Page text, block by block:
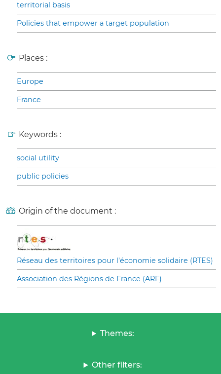
territorial basis
Policies that empower a target population
Places :
Europe
France
Keywords :
social utility
public policies
Origin of the document :
Réseau des territoires pour l’économie solidaire (RTES)
Association des Régions de France (ARF)
Themes:
Other filters: